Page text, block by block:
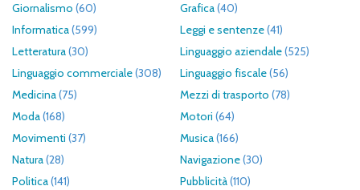
Giornalismo (60) Grafica(40)
Informatica(599) Leggi e sentenze(41)
Letteratura(30) Linguaggio aziendale(525)
Linguaggio commerciale(308) Linguaggio fiscale(56)
Medicina(75) Mezzi di trasporto (78)
Moda(168) Motori (64)
Movimenti (37) Musica(166)
Natura(28) Navigazione(30)
Politica(141) Pubblicità(110)